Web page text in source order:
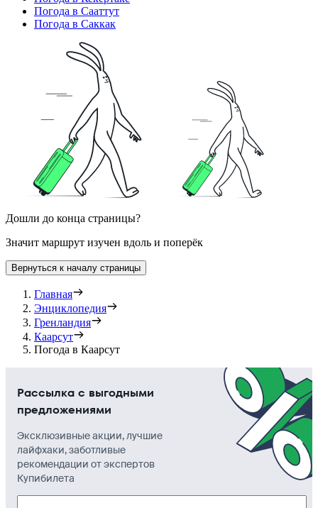
Погода в Сааттут
Погода в Саккак
Дошли до конца страницы?
Значит маршрут изучен вдоль и поперёк
Вернуться к началу страницы
Главная
Энциклопедия
Гренландия
Каарсут
Погода в Каарсут
Рассылка с выгодными
предложениями
Эксклюзивные акции, лучшие
лайфхаки, заботливые
рекомендации от экспертов
Купибилета